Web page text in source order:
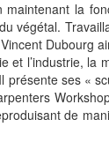
maintenant la
végétal.
Dubourg
et l’industrie, la
présente ses «
de